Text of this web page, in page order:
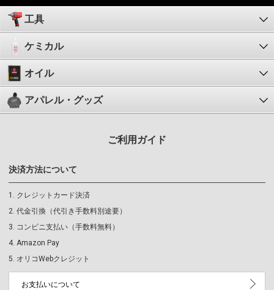
工具
ケミカル
オイル
アパレル・グッズ
ご利用ガイド
決済方法について
クレジットカード決済
代金引換（代引き手数料別途要）
コンビニ支払い（手数料無料）
Amazon Pay
オリコWebクレジット
お支払いについて